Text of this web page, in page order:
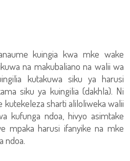
kuingia kwa mke wake
na makubaliano na walii wa
kutakuwa siku ya harusi
siku ya kuingilia (dakhla). Ni
sharti aliloliweka walii
kufunga ndoa, hivyo asimtake
mpaka harusi ifanyike na mke
ndoa.